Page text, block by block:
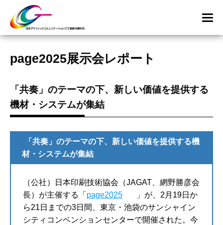
page2025展示会レポート
「共奏」のテーマの下、新しい価値を提供する
機材・システムが集結
「共奏」のテーマの下、新しい価値を提供する機
材・システムが集結
（公社）日本印刷技術協会（JAGAT、網野勝彦会
長）が主催する「 page2025
」が、2月19日か
ら21日までの3日間、東京・池袋のサンシャイン
シティコンベンションセンターで開催された。今